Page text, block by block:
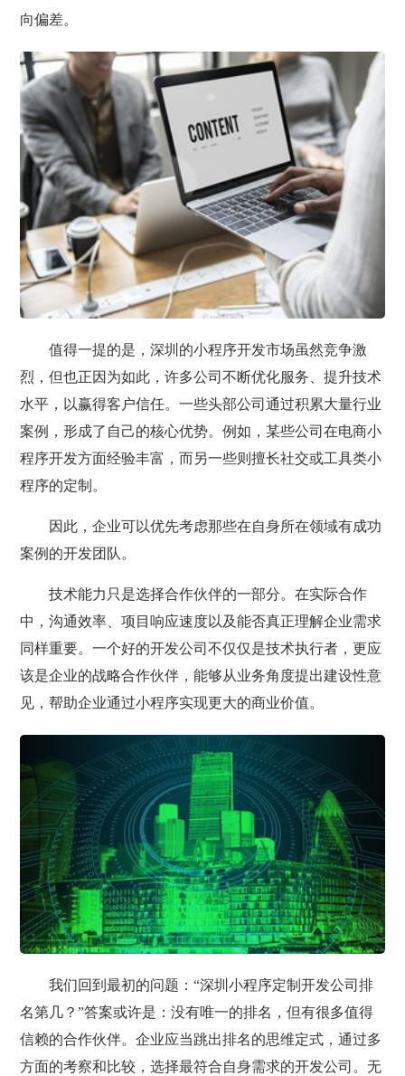
向偏差。
值得一提的是，深圳的小程序开发市场虽然竞争激
烈，但也正因为如此，许多公司不断优化服务、提升技术
水平，以赢得客户信任。一些头部公司通过积累大量行业
案例，形成了自己的核心优势。例如，某些公司在电商小
程序开发方面经验丰富，而另一些则擅长社交或工具类小
程序的定制。
因此，企业可以优先考虑那些在自身所在领域有成功
案例的开发团队。
技术能力只是选择合作伙伴的一部分。在实际合作
中，沟通效率、项目响应速度以及能否真正理解企业需求
同样重要。一个好的开发公司不仅仅是技术执行者，更应
该是企业的战略合作伙伴，能够从业务角度提出建设性意
见，帮助企业通过小程序实现更大的商业价值。
我们回到最初的问题：“深圳小程序定制开发公司排
名第几？”答案或许是：没有唯一的排名，但有很多值得
信赖的合作伙伴。企业应当跳出排名的思维定式，通过多
方面的考察和比较，选择最符合自身需求的开发公司。无